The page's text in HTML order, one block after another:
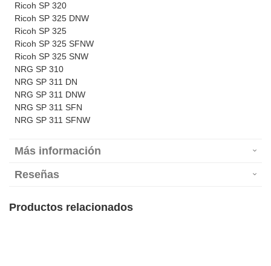
Ricoh SP 320
Ricoh SP 325 DNW
Ricoh SP 325
Ricoh SP 325 SFNW
Ricoh SP 325 SNW
NRG SP 310
NRG SP 311 DN
NRG SP 311 DNW
NRG SP 311 SFN
NRG SP 311 SFNW
Más información
Reseñas
Productos relacionados